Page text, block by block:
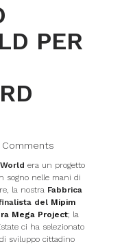
PER
Comments
era un progetto
sogno nelle mani di
la nostra Fabbrica
del Mipim
Mega Project; la
ci ha selezionato
sviluppo cittadino